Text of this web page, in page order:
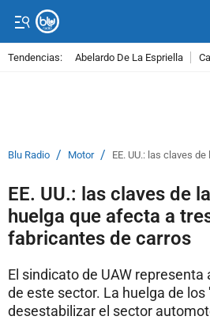
Tendencias: Abelardo De La Espriella
Blu Radio / Motor / EE. UU.: las claves
EE. UU.: las claves de
huelga que afecta a
fabricantes de carros
El sindicato de UAW
de este sector. La huelga de los
desestabilizar el sector